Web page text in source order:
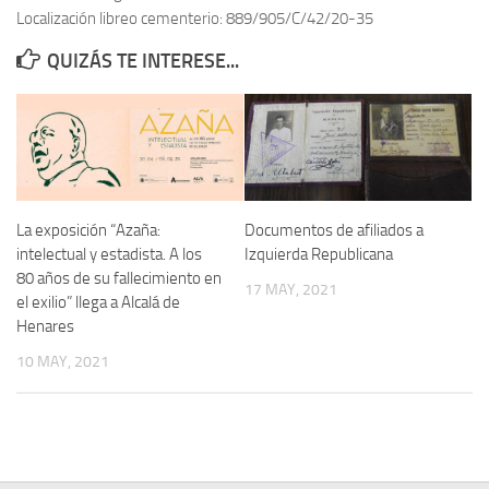
Memoria Histórica
Investigación previa de la represión en Talavera de la Reina (1937-
1947).
Informe Represión en Toledo 1936-1947 | Buscador
Informe de la fosa de abril de 1939 de Tembleque
Enciclopedia Republicana
Militantes históricos IR
Personajes republicanos
Izquierda Republicana. Agrupaciones y Militantes (1934-1939)
Localización libreo cementerio: 889/905/C/42/20-35
QUIZÁS TE INTERESE...
La exposición “Azaña:
intelectual y estadista. A los
80 años de su fallecimiento en
el exilio” llega a Alcalá de
Henares
10 MAY, 2021
Documentos de afiliados a
Izquierda Republicana
17 MAY, 2021